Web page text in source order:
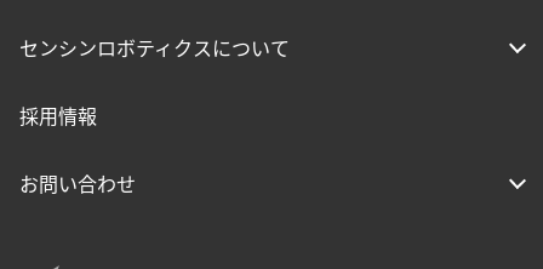
センシンロボティクスについて
採用情報
お問い合わせ